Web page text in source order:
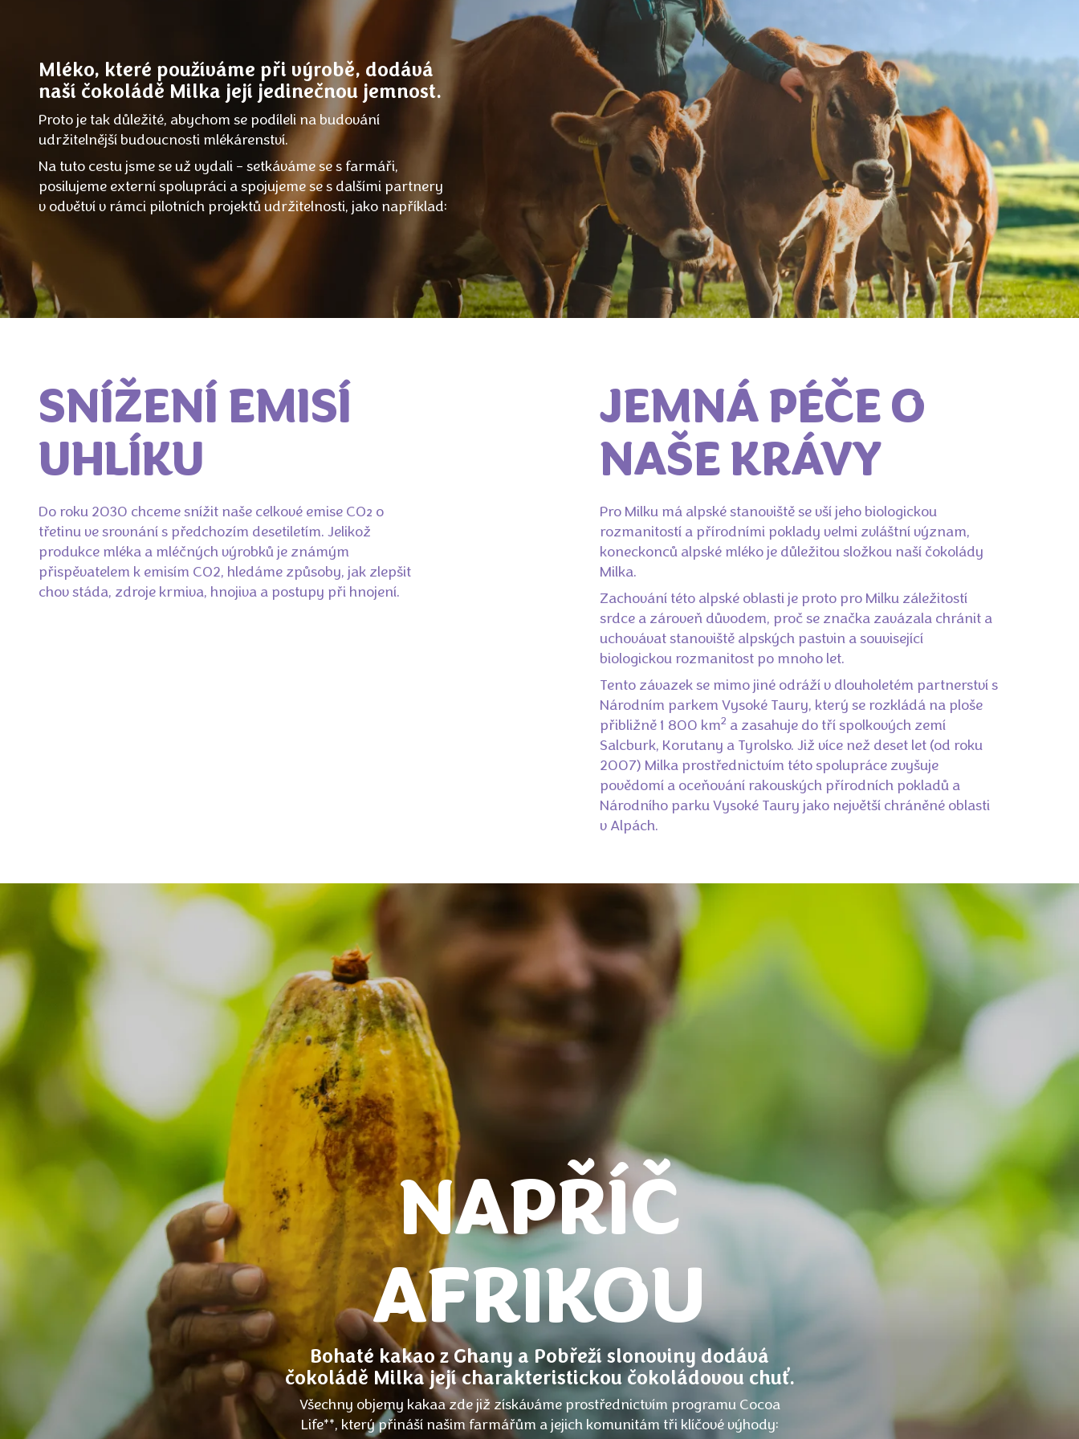
Mléko, které používáme při výrobě, dodává
naší čokoládě Milka její jedinečnou jemnost.
Proto je tak důležité, abychom se podíleli na budování
udržitelnější budoucnosti mlékárenství.
Na tuto cestu jsme se už vydali – setkáváme se s farmáři,
posilujeme externí spolupráci a spojujeme se s dalšími partnery
v odvětví v rámci pilotních projektů udržitelnosti, jako například:
SNÍŽENÍ EMISÍ
UHLÍKU
Do roku 2030 chceme snížit naše celkové emise CO₂ o
třetinu ve srovnání s předchozím desetiletím. Jelikož
produkce mléka a mléčných výrobků je známým
přispěvatelem k emisím CO2, hledáme způsoby, jak zlepšit
chov stáda, zdroje krmiva, hnojiva a postupy při hnojení.
JEMNÁ PÉČE O
NAŠE KRÁVY
Pro Milku má alpské stanoviště se vší jeho biologickou
rozmanitostí a přírodními poklady velmi zvláštní význam,
koneckonců alpské mléko je důležitou složkou naší čokolády
Milka.
Zachování této alpské oblasti je proto pro Milku záležitostí
srdce a zároveň důvodem, proč se značka zavázala chránit a
uchovávat stanoviště alpských pastvin a související
biologickou rozmanitost po mnoho let.
Tento závazek se mimo jiné odráží v dlouholetém partnerství s
Národním parkem Vysoké Taury, který se rozkládá na ploše
přibližně 1 800 km2 a zasahuje do tří spolkových zemí
Salcburk, Korutany a Tyrolsko. Již více než deset let (od roku
2007) Milka prostřednictvím této spolupráce zvyšuje
povědomí a oceňování rakouských přírodních pokladů a
Národního parku Vysoké Taury jako největší chráněné oblasti
v Alpách.
NAPŘÍČ
AFRIKOU
Bohaté kakao z Ghany a Pobřeží slonoviny dodává
čokoládě Milka její charakteristickou čokoládovou chuť.
Všechny objemy kakaa zde již získáváme prostřednictvím programu Cocoa
Life**, který přináší našim farmářům a jejich komunitám tři klíčové výhody: